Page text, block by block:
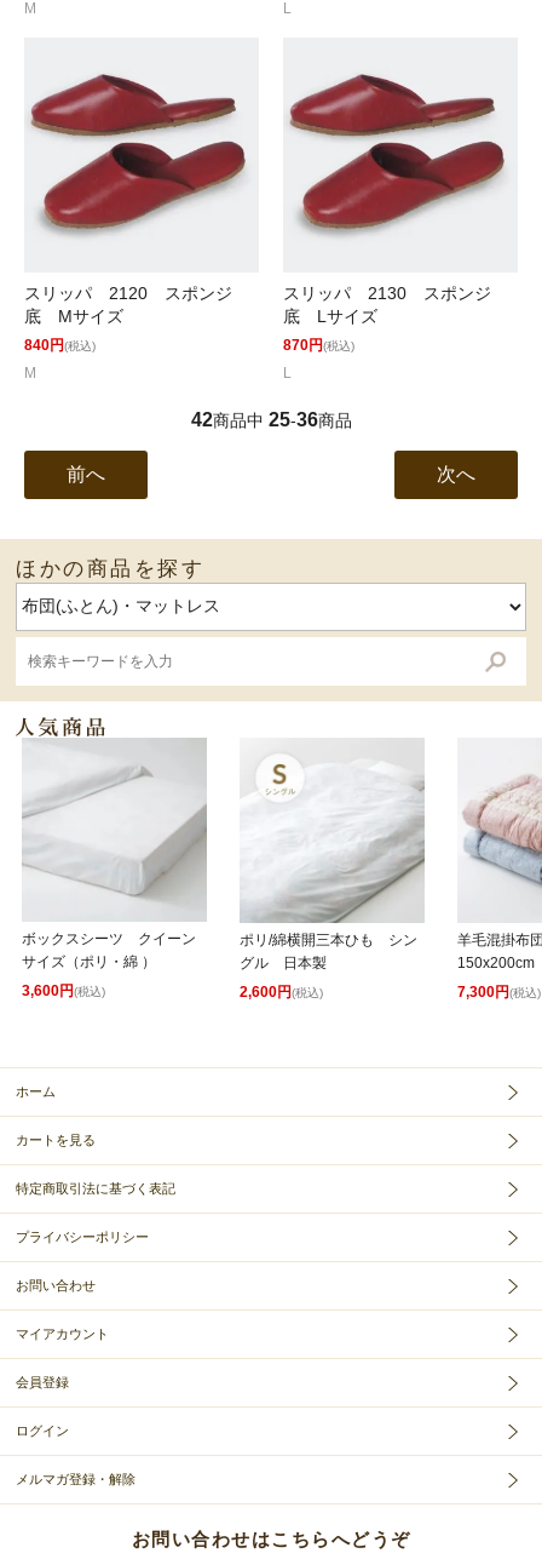
M L
スリッパ 2120 スポンジ
底 Mサイズ
840円(税込)
M
スリッパ 2130 スポンジ
底 Lサイズ
870円(税込)
L
42商品中 25-36商品
前へ 次へ
ほかの商品を探す
ボックスシーツ クイーン
サイズ（ポリ・綿 ）
3,600円(税込)
ポリ/綿横開三本ひも シン
グル 日本製
2,600円(税込)
羊毛混掛布
150x200cm
7,300円(税込)
ホーム
カートを見る
特定商取引法に基づく表記
プライバシーポリシー
お問い合わせ
マイアカウント
会員登録
ログイン
メルマガ登録・解除
お問い合わせはこちらへどうぞ